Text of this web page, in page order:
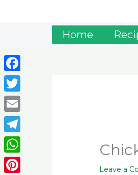
Home
Leave a
Facebook
Twitter
Email
Telegram
WhatsApp